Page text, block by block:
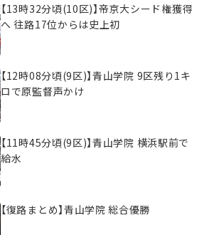
【13時32分頃(10区)】帝京大シード権獲得
へ 往路17位からは史上初
【12時08分頃(9区)】青山学院 9区残り1キ
ロで原監督声かけ
【11時45分頃(9区)】青山学院 横浜駅前で
給水
【復路まとめ】青山学院 総合優勝